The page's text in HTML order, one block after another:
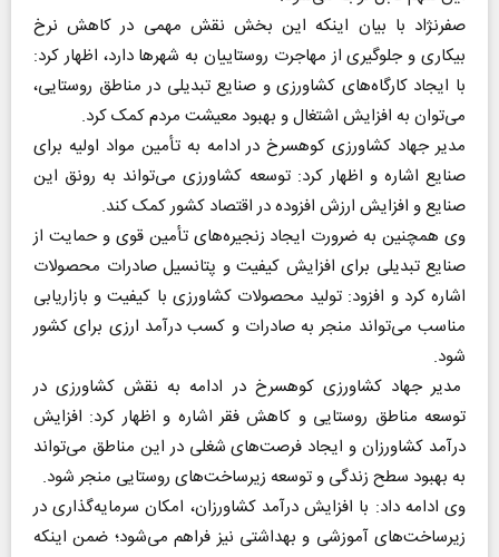
صفرنژاد با بیان اینکه این بخش نقش مهمی در کاهش نرخ
بیکاری و جلوگیری از مهاجرت روستاییان به شهرها دارد، اظهار کرد:
با ایجاد کارگاه‌های کشاورزی و صنایع تبدیلی در مناطق روستایی،
می‌توان به افزایش اشتغال و بهبود معیشت مردم کمک کرد.
مدیر جهاد کشاورزی کوهسرخ در ادامه به تأمین مواد اولیه برای
صنایع اشاره و اظهار کرد: توسعه کشاورزی می‌تواند به رونق این
صنایع و افزایش ارزش افزوده در اقتصاد کشور کمک کند.
وی همچنین به ضرورت ایجاد زنجیره‌های تأمین قوی و حمایت از
صنایع تبدیلی برای افزایش کیفیت و پتانسیل صادرات محصولات
اشاره کرد و افزود: تولید محصولات کشاورزی با کیفیت و بازاریابی
مناسب می‌تواند منجر به صادرات و کسب درآمد ارزی برای کشور
شود.
مدیر جهاد کشاورزی کوهسرخ در ادامه به نقش کشاورزی در
توسعه مناطق روستایی و کاهش فقر اشاره و اظهار کرد: افزایش
درآمد کشاورزان و ایجاد فرصت‌های شغلی در این مناطق می‌تواند
به بهبود سطح زندگی و توسعه زیرساخت‌های روستایی منجر شود.
وی ادامه داد: با افزایش درآمد کشاورزان، امکان سرمایه‌گذاری در
زیرساخت‌های آموزشی و بهداشتی نیز فراهم می‌شود؛ ضمن اینکه